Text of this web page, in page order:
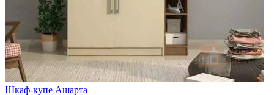
Шкаф-купе Ашарта